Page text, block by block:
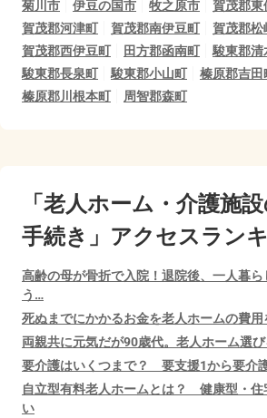
菊川市
伊豆の国市 牧之原市
賀茂郡東
賀茂郡河津町
賀茂郡南伊豆町
賀茂郡松
賀茂郡西伊豆町
田方郡函南町
駿東郡清
駿東郡長泉町
駿東郡小山町
榛原郡吉田
榛原郡川根本町
周智郡森町
「老人ホーム・介護施
手続き」アクセスラン
高齢の母が骨折で入院！退院後、一人暮
う…
死ぬまでにかかるお金を老人ホームの費
両親共に元気だが90歳代。老人ホーム選
要介護はいくつまで？ 要支援1から要介
自立型有料老人ホームとは？ 健康型・住
い